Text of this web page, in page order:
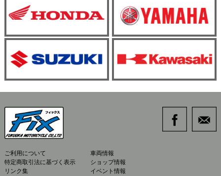
ご利用について
特定商取引法に基づく表示
リンク集
車両情報
ショップ情報
イベント情報